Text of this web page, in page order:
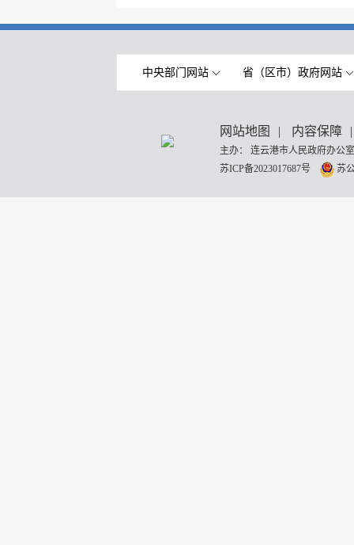
中央部门网站 省（区市）政府网站
网站地图 | 内容保障 |
主办： 连云港市人民政府办
苏ICP备2023017687号
苏